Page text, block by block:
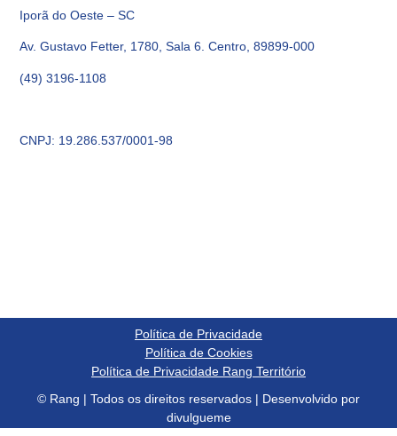
Iporã do Oeste – SC
Av. Gustavo Fetter, 1780, Sala 6. Centro, 89899-000
(49) 3196-1108
CNPJ: 19.286.537/0001-98
Política de Privacidade
Política de Cookies
Política de Privacidade Rang Território
© Rang | Todos os direitos reservados | Desenvolvido por
divulgueme